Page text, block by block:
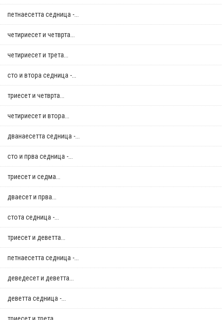
петнаесетта седница -...
четириесет и четврта...
четириесет и трета...
сто и втора седница -...
триесет и четврта...
четириесет и втора...
дванаесетта седница -...
сто и прва седница -...
триесет и седма...
дваесет и прва...
стотa седница -...
триесет и деветта...
петнаесетта седница -...
деведесет и деветта...
деветта седница -...